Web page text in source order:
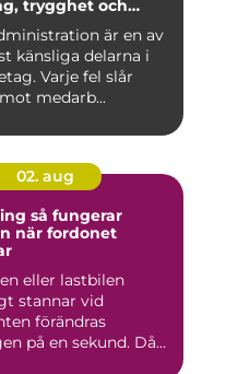
trygghet och
är en av
känsliga delarna i
Varje fel slår
medarb...
02. aug
när fordonet
eller lastbilen
stannar vid
förändras
på en sekund. Då